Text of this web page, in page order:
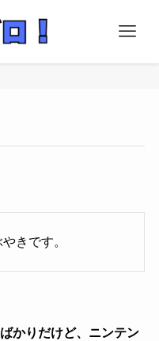
きです。
かりだけど、ニンテン